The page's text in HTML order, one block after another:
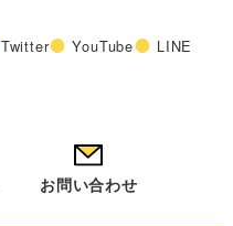
Twitter YouTube LINE
お問い合わせ